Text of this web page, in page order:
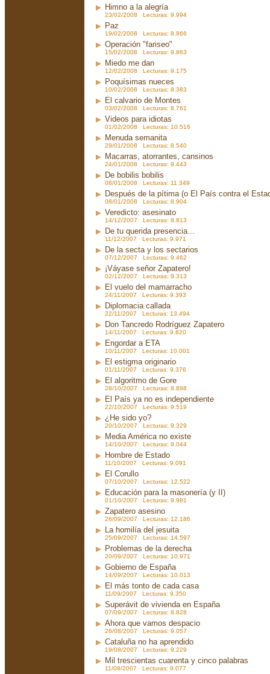
Himno a la alegría
23/02/2008 Lecturas: 9.994
Paz
19/02/2008 Lecturas: 8.866
Operación "fariseo"
15/02/2008 Lecturas: 9.863
Miedo me dan
12/02/2008 Lecturas: 9.175
Poquísimas nueces
10/02/2008 Lecturas: 8.383
El calvario de Montes
03/02/2008 Lecturas: 8.761
Videos para idiotas
01/02/2008 Lecturas: 10.516
Menuda semanita
29/01/2008 Lecturas: 8.540
Macarras, atorrantes, cansinos
24/01/2008 Lecturas: 9.443
De bobilis bobilis
08/01/2008 Lecturas: 11.349
Después de la pítima (o El País contra el
08/01/2008 Lecturas: 8.904
Veredicto: asesinato
14/12/2007 Lecturas: 8.813
De tu querida presencia...
11/12/2007 Lecturas: 9.971
De la secta y los sectarios
07/12/2007 Lecturas: 9.462
¡Váyase señor Zapatero!
02/12/2007 Lecturas: 9.313
El vuelo del mamarracho
24/11/2007 Lecturas: 9.393
Diplomacia callada
22/11/2007 Lecturas: 13.494
Don Tancredo Rodríguez Zapatero
14/11/2007 Lecturas: 9.820
Engordar a ETA
10/11/2007 Lecturas: 10.001
El estigma originario
01/11/2007 Lecturas: 9.376
El algoritmo de Gore
28/10/2007 Lecturas: 8.898
El País ya no es independiente
22/10/2007 Lecturas: 9.519
¿He sido yo?
20/10/2007 Lecturas: 9.329
Media América no existe
14/10/2007 Lecturas: 9.044
Hombre de Estado
11/10/2007 Lecturas: 9.091
El Corullo
07/10/2007 Lecturas: 12.522
Educación para la masonería (y II)
01/10/2007 Lecturas: 9.981
Zapatero asesino
26/09/2007 Lecturas: 12.186
La homilía del jesuita
25/09/2007 Lecturas: 14.597
Problemas de la derecha
20/09/2007 Lecturas: 10.971
Gobierno de España
14/09/2007 Lecturas: 10.013
El más tonto de cada casa
11/09/2007 Lecturas: 9.350
Superávit de vivienda en España
07/09/2007 Lecturas: 8.828
Ahora que vamos despacio
26/08/2007 Lecturas: 9.057
Cataluña no ha aprendido
19/08/2007 Lecturas: 9.229
Mil trescientas cuarenta y cinco palabras
11/08/2007 Lecturas: 9.077